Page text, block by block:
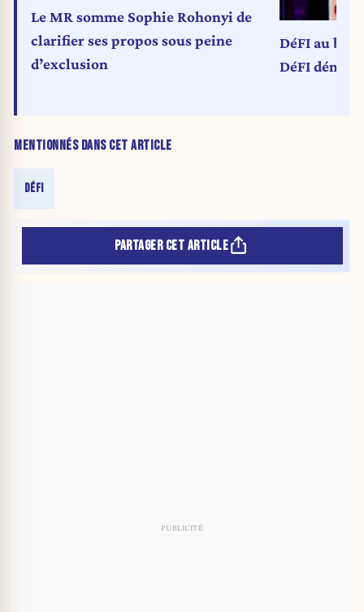
MENTIONNÉS DANS CET ARTICLE
DÉFI
Le MR somme Sophie Rohonyi de
clarifier ses propos sous peine
d’exclusion
DéFI au
DéFI
PARTAGER CET ARTICLE